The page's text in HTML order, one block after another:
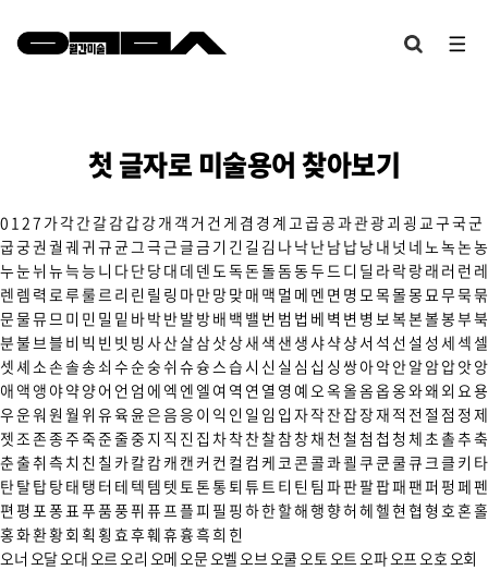
첫 글자로 미술용어 찾아보기
0 1 27 가각간갈감갑강개 객 거 건 게 겸 경 계 고 곱공과관광괴 굉 교 구국군
굽궁권 궐 궤귀 규균그극근글금기 긴 길 김 나낙난남납낭내 넛 네 노 녹논농
누눈뉘 뉴늑능 니 다단당대 데 덴 도 독돈돌돔동두 드 디 딜 라락랑래 러 런 레
렌 렘 력 로 루룰 르 리 린 릴 링 마만망맞매 맥 멀 메 멘 면 명 모 목몰몽 묘 무묵묶
문물뮤 므 미 민 밀 밑 바박반발방배 백 밸 번 범 법 베 벽 변 병 보 복본볼봉부북
분불 브 블 비 빅 빈 빗 빙 사산살삼삿상새 색 샌 생샤샥샹서 석 선 설 성 세 섹 셀
셋셰 소손솔송쇠 수순숭쉬 슈슝 스습 시 신 실 심 십 싱 쌍아악안알암압앗앙
애 액 앵 야약양어 언 엄 에 엑 엔 엘 여 역 연 열 영 예 오 옥올옴옵옹와왜 외 요 용
우운워 원 월 위 유육윤은음응 이 익 인 일 임 입 자작잔잡장재 적 전 절 점 정 제
젯 조존종주죽준줄중 지 직 진 집 차착찬찰참창채 천 철 첨 첩 청 체 초촐추축
춘출취 측 치 친 칠 카칼캄캐 캔 커 컨 컬 컴 케 코 콘콜콰쾰 쿠쿤쿨큐 크 클 키 타
탄탈탑탕태 탱 터 테 텍 템 텟 토 톤통퇴 튜 트 티 틴 팀 파판팔팝패팬퍼 펑 페펜
편 평 포 퐁 표 푸품풍퓌 퓨 프 플피 필 핑 하한할해행향허 헤헬현 협 형 호혼홀
홍화환황회 획 횡 효후훼휴흉흑희 힌
오너 오달 오대 오르 오리 오메 오문 오벨 오브 오쿨 오토 오트 오파 오프 오호 오회